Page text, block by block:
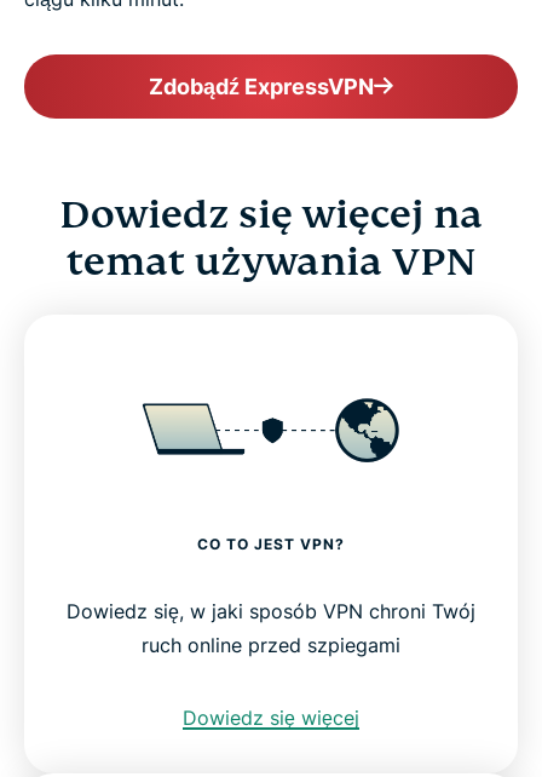
Zdobądź ExpressVPN
Dowiedz się więcej na
temat używania VPN
CO TO JEST VPN?
Dowiedz się, w jaki sposób VPN chroni Twój
ruch online przed szpiegami
Dowiedz się więcej